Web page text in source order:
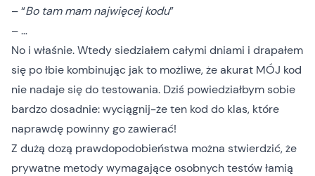
– “Bo tam mam najwięcej kodu”
– …
No i właśnie. Wtedy siedziałem całymi dniami i drapałem
się po łbie kombinując jak to możliwe, że akurat MÓJ kod
nie nadaje się do testowania. Dziś powiedziałbym sobie
bardzo dosadnie: wyciągnij-że ten kod do klas, które
naprawdę powinny go zawierać!
Z dużą dozą prawdopodobieństwa można stwierdzić, że
prywatne metody wymagające osobnych testów łamią